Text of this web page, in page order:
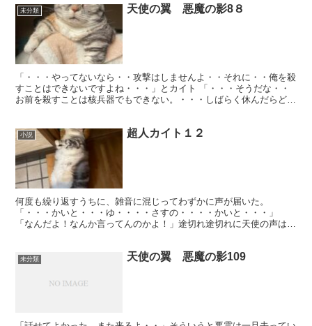
未分類 天使の翼 悪魔の影8８
「・・・やってないなら・・攻撃はしませんよ・・それに・・俺を殺
すことはできないですよね・・・」とカイト 「・・・そうだな・・
お前を殺すことは核兵器でもできない。・・・しばらく休んだらどう
小説 超人カイト１２
何度も繰り返すうちに、雑音に混じってわずかに声が届いた。
「・・・かいと・・・ゆ・・・・さすの・・・・かいと・・・」
「なんだよ！なんか言ってんのかよ！」途切れ途切れに天使の声は聞
未分類 天使の翼 悪魔の影109